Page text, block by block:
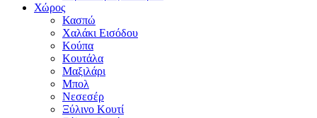
Χώρος
Κασπώ
Χαλάκι Εισόδου
Κούπα
Κουτάλα
Μαξιλάρι
Μπολ
Νεσεσέρ
Ξύλινο Κουτί